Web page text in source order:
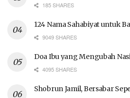
185 SHARES
124 Nama Sahabiyat untuk
9049 SHARES
Doa Ibu yang Mengubah
4095 SHARES
Shobrun Jamil, Bersabar